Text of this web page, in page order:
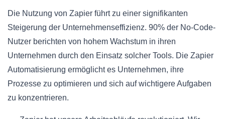
Die Nutzung von Zapier führt zu einer signifikanten
Steigerung der Unternehmenseffizienz. 90% der No-Code-
Nutzer berichten von hohem Wachstum in ihren
Unternehmen durch den Einsatz solcher Tools. Die Zapier
Automatisierung ermöglicht es Unternehmen, ihre
Prozesse zu optimieren und sich auf wichtigere Aufgaben
zu konzentrieren.